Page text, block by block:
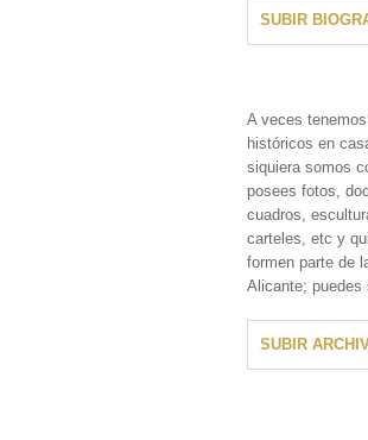
SUBIR
A veces
históricos en
siquiera somos
posees fotos,
cuadros,
carteles, etc y
formen parte de
Alicante; puedes
SUBIR